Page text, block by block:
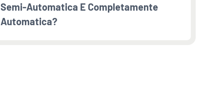
Semi-Automatica E Completamente
Automatica?